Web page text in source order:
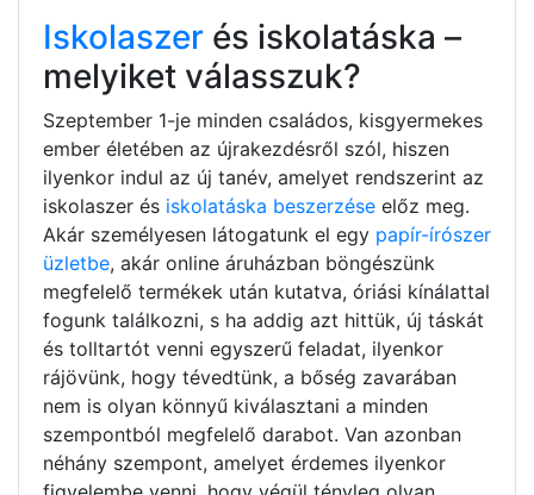
Iskolaszer és iskolatáska –
melyiket válasszuk?
Szeptember 1-je minden családos, kisgyermekes
ember életében az újrakezdésről szól, hiszen
ilyenkor indul az új tanév, amelyet rendszerint az
iskolaszer és iskolatáska beszerzése előz meg.
Akár személyesen látogatunk el egy papír-írószer
üzletbe, akár online áruházban böngészünk
megfelelő termékek után kutatva, óriási kínálattal
fogunk találkozni, s ha addig azt hittük, új táskát
és tolltartót venni egyszerű feladat, ilyenkor
rájövünk, hogy tévedtünk, a bőség zavarában
nem is olyan könnyű kiválasztani a minden
szempontból megfelelő darabot. Van azonban
néhány szempont, amelyet érdemes ilyenkor